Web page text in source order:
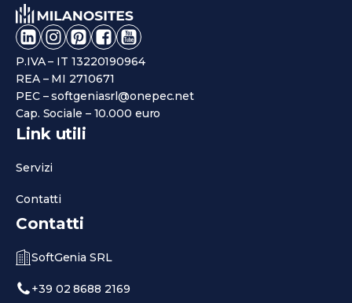
P.IVA – IT 13220190964
REA – MI 2710671
PEC – softgeniasrl@onepec.net
Cap. Sociale – 10.000 euro
Link utili
Servizi
Contatti
Contatti
SoftGenia SRL
+39 02 8688 2169